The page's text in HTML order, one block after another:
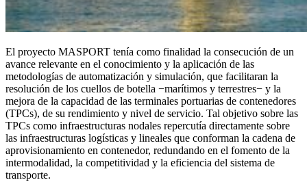
El proyecto MASPORT tenía como finalidad la consecución de un
avance relevante en el conocimiento y la aplicación de las
metodologías de automatización y simulación, que facilitaran la
resolución de los cuellos de botella −marítimos y terrestres− y la
mejora de la capacidad de las terminales portuarias de contenedores
(TPCs), de su rendimiento y nivel de servicio. Tal objetivo sobre las
TPCs como infraestructuras nodales repercutía directamente sobre
las infraestructuras logísticas y lineales que conforman la cadena de
aprovisionamiento en contenedor, redundando en el fomento de la
intermodalidad, la competitividad y la eficiencia del sistema de
transporte.